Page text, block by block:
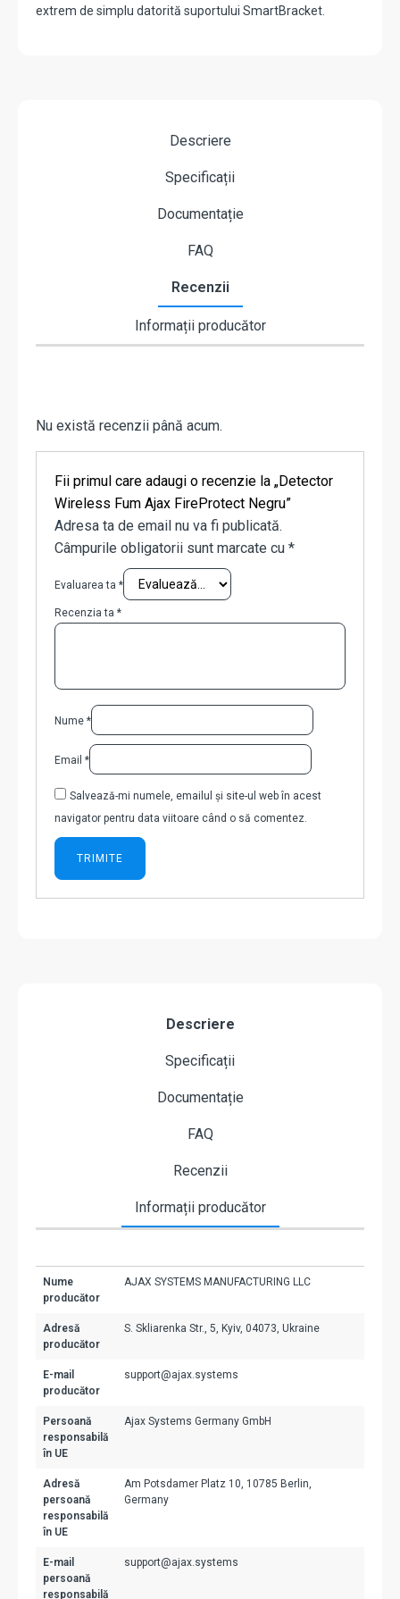
extrem de simplu datorită suportului SmartBracket.
Descriere
Specificații
Documentație
FAQ
Recenzii
Informații producător
Nu există recenzii până acum.
Fii primul care adaugi o recenzie la „Detector
Wireless Fum Ajax FireProtect Negru”
Adresa ta de email nu va fi publicată.
Câmpurile obligatorii sunt marcate cu *
Evaluarea ta *
Recenzia ta *
Nume *
Email *
Salvează-mi numele, emailul și site-ul web în acest
navigator pentru data viitoare când o să comentez.
Descriere
Specificații
Documentație
FAQ
Recenzii
Informații producător
Nume
producător
AJAX SYSTEMS MANUFACTURING LLC
Adresă
producător
S. Skliarenka Str., 5, Kyiv, 04073, Ukraine
E-mail
producător
support@ajax.systems
Persoană
responsabilă
în UE
Ajax Systems Germany GmbH
Adresă
persoană
responsabilă
în UE
Am Potsdamer Platz 10, 10785 Berlin,
Germany
E-mail
persoană
responsabilă
support@ajax.systems